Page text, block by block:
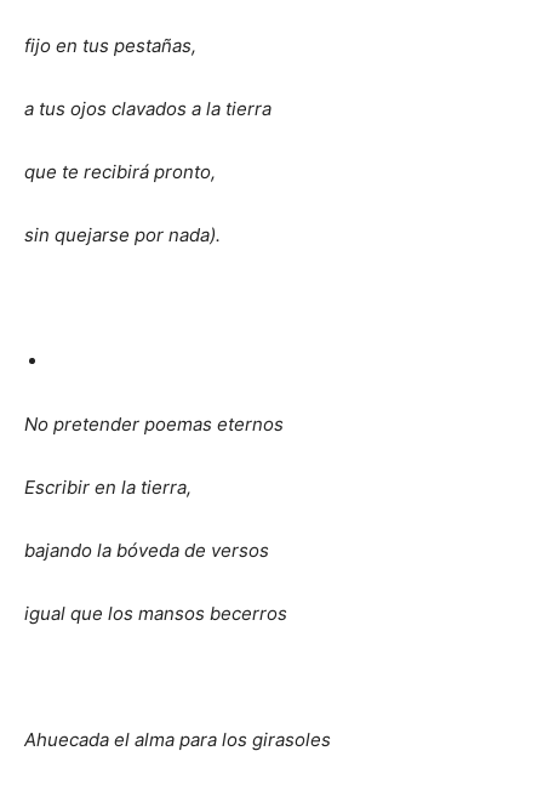
fijo en tus pestañas,
a tus ojos clavados a la tierra
que te recibirá pronto,
sin quejarse por nada).
No pretender poemas eternos
Escribir en la tierra,
bajando la bóveda de versos
igual que los mansos becerros
Ahuecada el alma para los girasoles